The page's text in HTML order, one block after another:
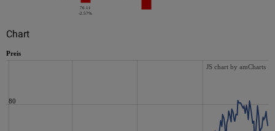
76.11
-2.57%
Chart
Preis
80
JS chart by amCharts